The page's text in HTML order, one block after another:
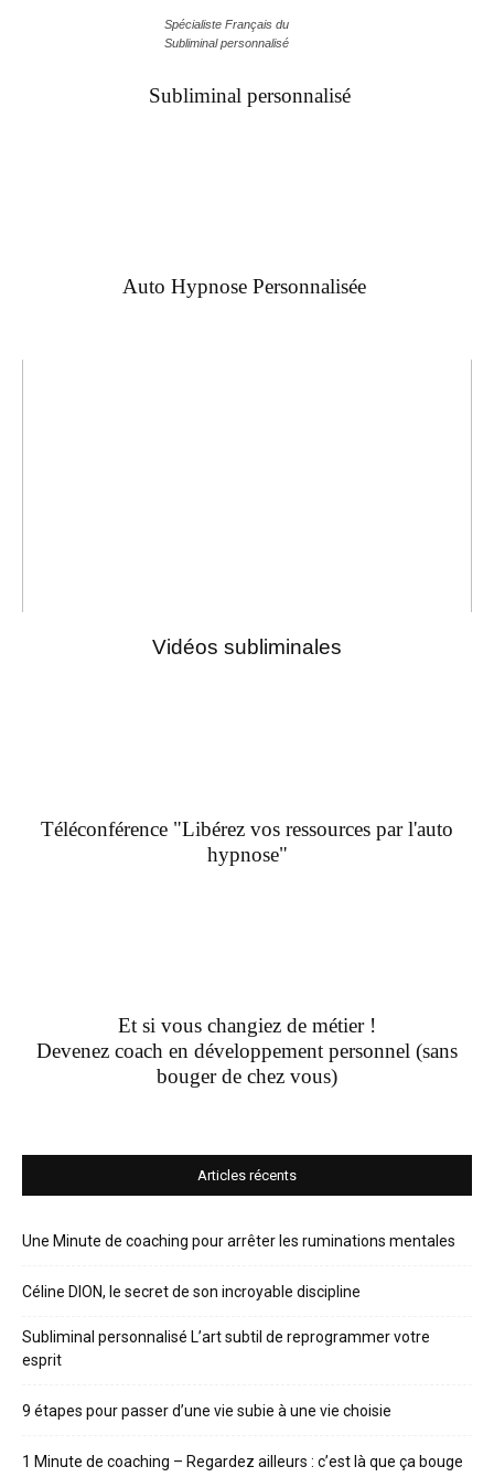
Spécialiste Français du
Subliminal personnalisé
Subliminal personnalisé
Auto Hypnose Personnalisée
Vidéos subliminales
Téléconférence "Libérez vos ressources par l'auto
hypnose"
Et si vous changiez de métier !
Devenez coach en développement personnel (sans
bouger de chez vous)
Articles récents
Une Minute de coaching pour arrêter les ruminations mentales
Céline DION, le secret de son incroyable discipline
Subliminal personnalisé L’art subtil de reprogrammer votre
esprit
9 étapes pour passer d’une vie subie à une vie choisie
1 Minute de coaching – Regardez ailleurs : c’est là que ça bouge